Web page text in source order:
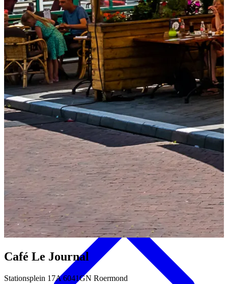
Eten & Drinken
Café Le Journal
Stationsplein 17A 6041GN Roermond